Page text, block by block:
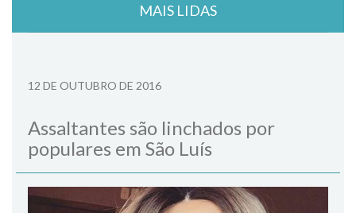
MAIS LIDAS
12 DE OUTUBRO DE 2016
Assaltantes são linchados por
populares em São Luís